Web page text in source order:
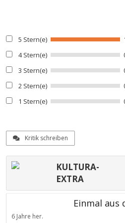
5 Stern(e)
4 Stern(e)
3 Stern(e)
2 Stern(e)
1 Stern(e)
Kritik schreiben
KULTURA-
EXTRA
Einmal aus
6 Jahre her.